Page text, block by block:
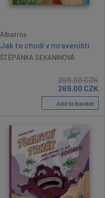
Albatros
Jak to chodí v mraveništi
ŠTĚPÁNKA SEKANINOVÁ
299.00CZK
269.00 CZK
Add to basket